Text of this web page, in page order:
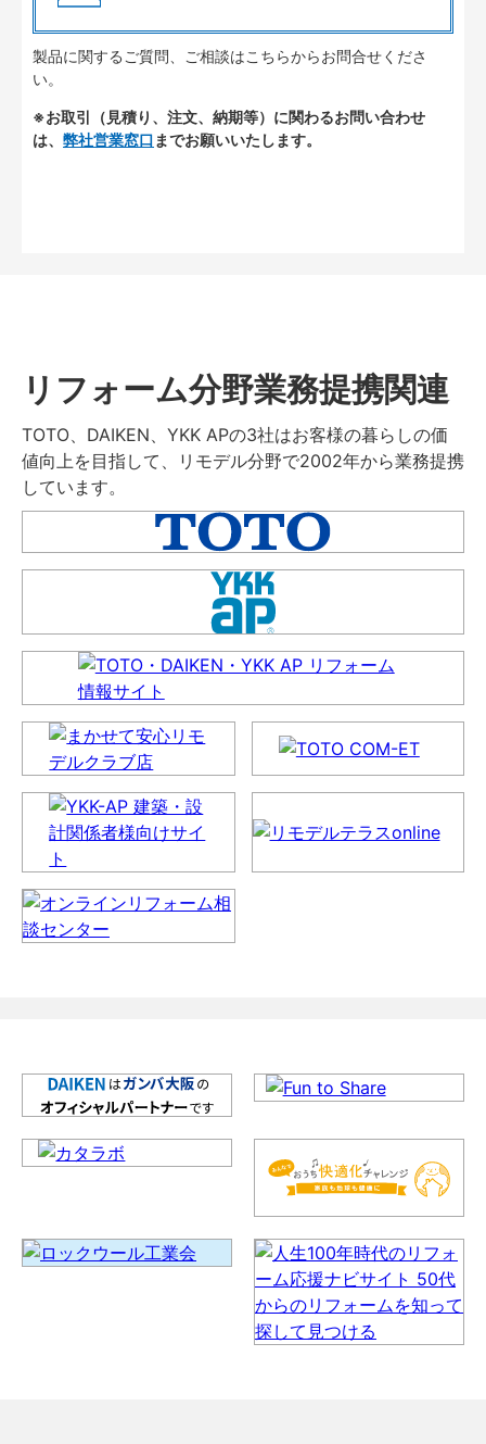
製品に関するご質問、ご相談はこちらからお問合せくださ
い。
※お取引（見積り、注文、納期等）に関わるお問い合わせ
は、 弊社営業窓口 までお願いいたします。
リフォーム分野業務提携関連
TOTO、DAIKEN、YKK APの3社はお客様の暮らしの価
値向上を目指して、リモデル分野で2002年から業務提携
しています。